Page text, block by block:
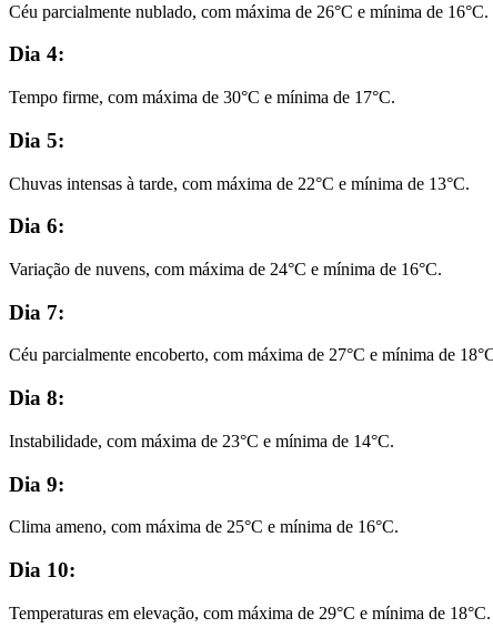
Céu parcialmente nublado, com máxima de 26°C e mínima de 16°C.
Dia 4:
Tempo firme, com máxima de 30°C e mínima de 17°C.
Dia 5:
Chuvas intensas à tarde, com máxima de 22°C e mínima de 13°C.
Dia 6:
Variação de nuvens, com máxima de 24°C e mínima de 16°C.
Dia 7:
Céu parcialmente encoberto, com máxima de 27°C e mínima de
Dia 8:
Instabilidade, com máxima de 23°C e mínima de 14°C.
Dia 9:
Clima ameno, com máxima de 25°C e mínima de 16°C.
Dia 10:
Temperaturas em elevação, com máxima de 29°C e mínima de 18°C.